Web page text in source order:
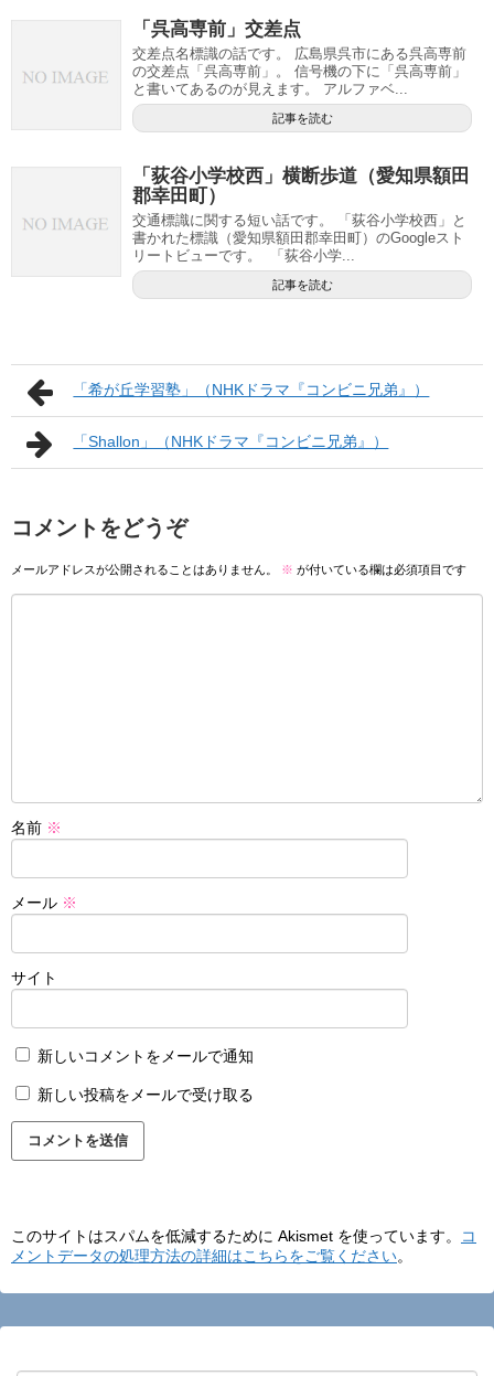
「呉高専前」交差点
交差点名標識の話です。 広島県呉市にある呉高専前
の交差点「呉高専前」。 信号機の下に「呉高専前」
と書いてあるのが見えます。 アルファベ...
記事を読む
「荻谷小学校西」横断歩道（愛知県額田
郡幸田町）
交通標識に関する短い話です。 「荻谷小学校西」と
書かれた標識（愛知県額田郡幸田町）のGoogleスト
リートビューです。 「荻谷小学...
記事を読む
「希が丘学習塾」（NHKドラマ『コンビニ兄弟』）
「Shallon」（NHKドラマ『コンビニ兄弟』）
コメントをどうぞ
メールアドレスが公開されることはありません。 ※ が付いている欄は必須項目です
名前 ※
メール ※
サイト
新しいコメントをメールで通知
新しい投稿をメールで受け取る
このサイトはスパムを低減するために Akismet を使っています。
コ
メントデータの処理方法の詳細はこちらをご覧ください。